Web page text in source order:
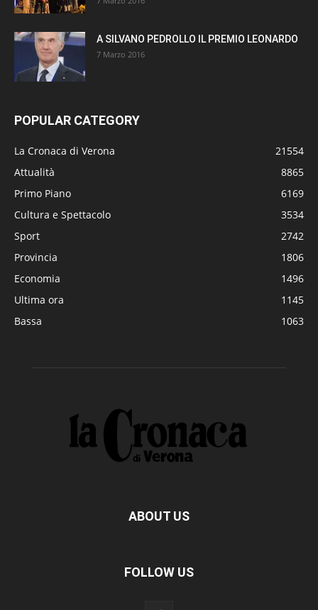
A SILVANO PEDROLLO IL PREMIO LEONARDO
7 Marzo 2016
POPULAR CATEGORY
La Cronaca di Verona
21554
Attualità
8865
Primo Piano
6169
Cultura e Spettacolo
3534
Sport
2742
Provincia
1806
Economia
1496
Ultima ora
1145
Bassa
1063
ABOUT US
FOLLOW US